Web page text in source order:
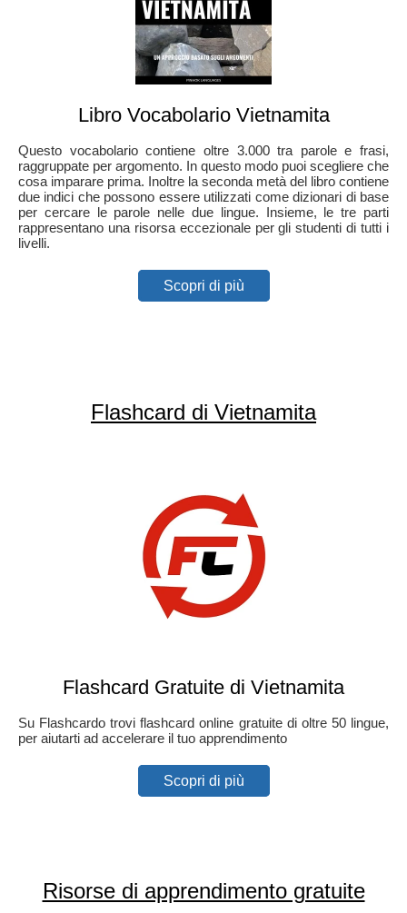
Libro Vocabolario Vietnamita
Questo vocabolario contiene oltre 3.000 tra parole e frasi,
raggruppate per argomento. In questo modo puoi scegliere che
cosa imparare prima. Inoltre la seconda metà del libro contiene
due indici che possono essere utilizzati come dizionari di base
per cercare le parole nelle due lingue. Insieme, le tre parti
rappresentano una risorsa eccezionale per gli studenti di tutti i
livelli.
Scopri di più
Flashcard di Vietnamita
Flashcard Gratuite di Vietnamita
Su Flashcardo trovi flashcard online gratuite di oltre 50 lingue,
per aiutarti ad accelerare il tuo apprendimento
Scopri di più
Risorse di apprendimento gratuite